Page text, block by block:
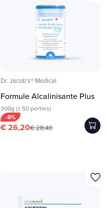
Dr. Jacob's® Medical
Formule Alcalinisante Plus
300g (± 50 porties)
-8%
€ 26,20€ 28,40
favorite_border